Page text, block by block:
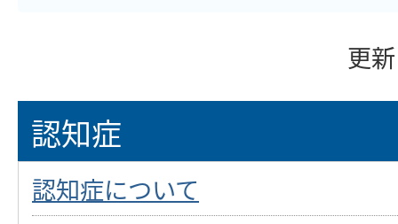
更
認知症
認知症について